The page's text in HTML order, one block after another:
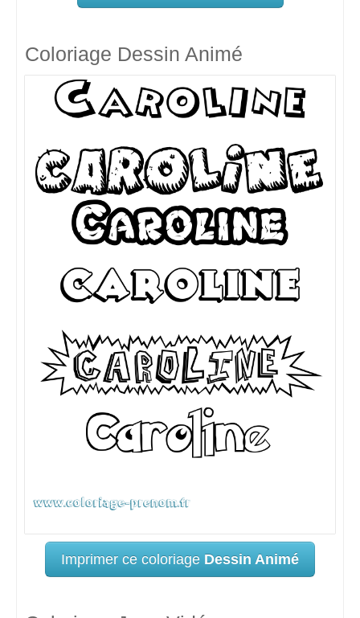
Coloriage Dessin Animé
Imprimer ce coloriage Dessin Animé